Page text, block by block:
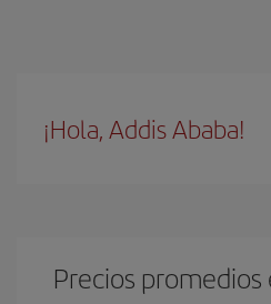
¡Hola, Addis Ababa!
Precios promedios